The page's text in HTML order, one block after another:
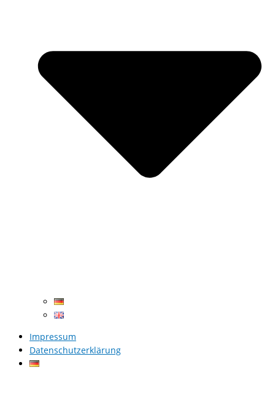
Impressum
Datenschutzerklärung